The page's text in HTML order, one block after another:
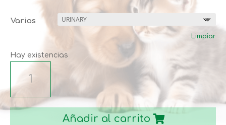
Varios
Limpiar
Hay existencias
HUMEDO
cantidad
Añadir al carrito